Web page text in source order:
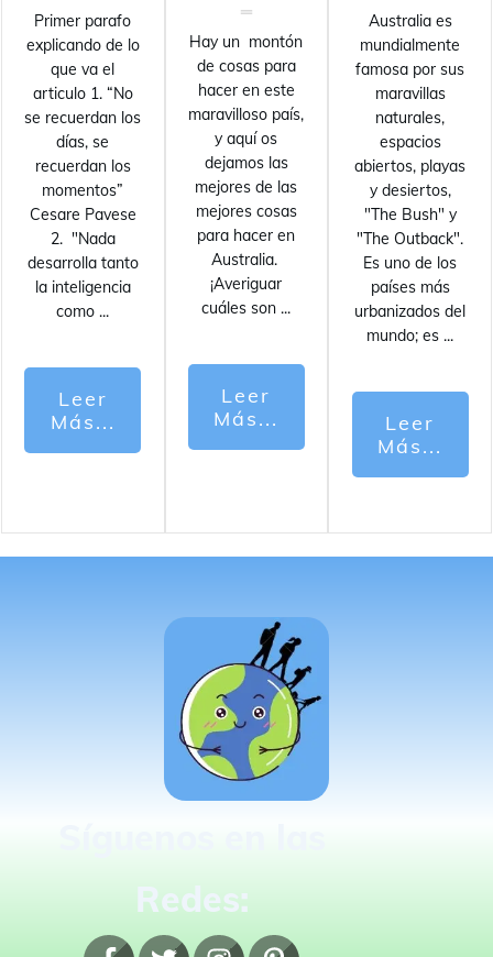
Primer parafo
explicando de lo
que va el
articulo 1. “No
se recuerdan los
días, se
recuerdan los
momentos”
Cesare Pavese
2. "Nada
desarrolla tanto
la inteligencia
como ...
Leer
Más...
Hay un montón
de cosas para
hacer en este
maravilloso país,
y aquí os
dejamos las
mejores de las
mejores cosas
para hacer en
Australia.
¡Averiguar
cuáles son ...
Leer
Más...
Australia es
mundialmente
famosa por sus
maravillas
naturales,
espacios
abiertos, playas
y desiertos,
"The Bush" y
"The Outback".
Es uno de los
países más
urbanizados del
mundo; es ...
Leer
Más...
Redes: